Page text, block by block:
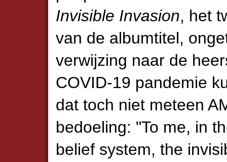
Invisible Invasion, het
van de albumtitel,
verwijzing naar de
COVID-19 pandemie
dat toch niet meteen
bedoeling: "To me, in
belief system, the